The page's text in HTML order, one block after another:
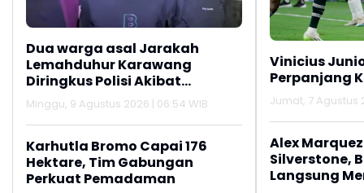
Dua warga asal Jarakah
Lemahduhur Karawang
Diringkus Polisi Akibat
Edarkan Ratusan Obat
Terlarang
Minggu, 9 Agustus 2026 | 06:54 WIB
Karhutla Bromo Capai 176
Hektare, Tim Gabungan
Perkuat Pemadaman
Vinicius
Perpanjang
Jumat, 7 Agustus
Alex
Silverstone,
Langsung